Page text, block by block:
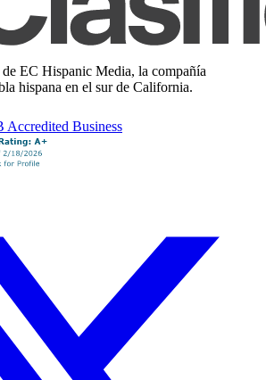
EC Hispanic Media, la compañía
hispana en el sur de California.
Accredited Business